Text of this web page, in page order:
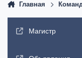
Главная
Магистр